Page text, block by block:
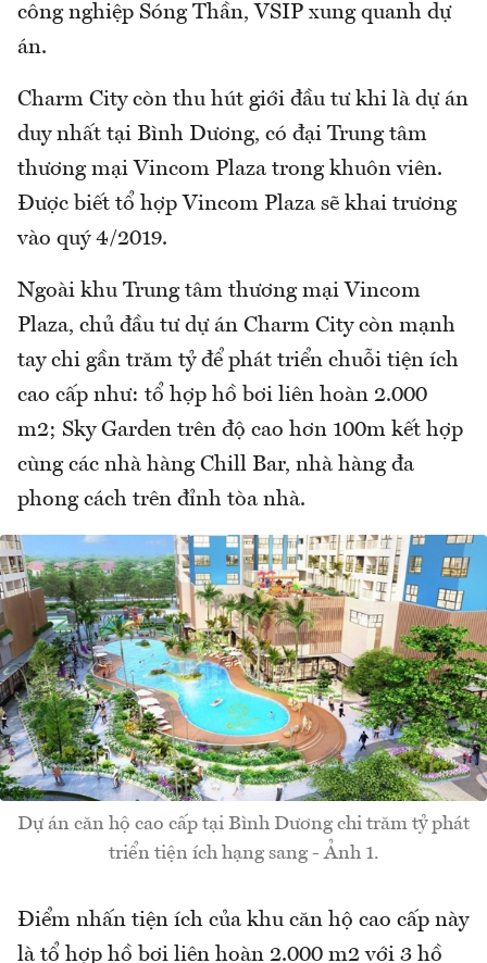
công nghiệp Sóng Thần, VSIP xung quanh dự
án.
Charm City còn thu hút giới đầu tư khi là dự án
duy nhất tại Bình Dương, có đại Trung tâm
thương mại Vincom Plaza trong khuôn viên.
Được biết tổ hợp Vincom Plaza sẽ khai trương
vào quý 4/2019.
Ngoài khu Trung tâm thương mại Vincom
Plaza, chủ đầu tư dự án Charm City còn mạnh
tay chi gần trăm tỷ để phát triển chuỗi tiện ích
cao cấp như: tổ hợp hồ bơi liên hoàn 2.000
m2; Sky Garden trên độ cao hơn 100m kết hợp
cùng các nhà hàng Chill Bar, nhà hàng đa
phong cách trên đỉnh tòa nhà.
Dự án căn hộ cao cấp tại Bình Dương chi trăm tỷ phát
triển tiện ích hạng sang - Ảnh 1.
Điểm nhấn tiện ích của khu căn hộ cao cấp này
là tổ hợp hồ bơi liên hoàn 2.000 m2 với 3 hồ